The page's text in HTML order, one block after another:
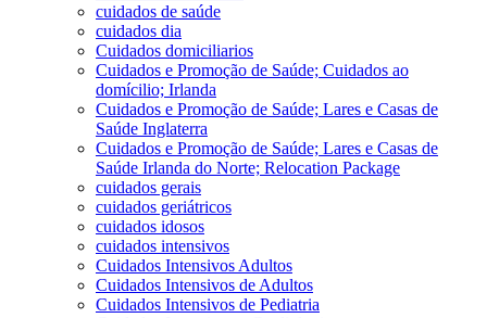
cuidados de saúde
cuidados dia
Cuidados domiciliarios
Cuidados e Promoção de Saúde; Cuidados ao
domícilio; Irlanda
Cuidados e Promoção de Saúde; Lares e Casas de
Saúde Inglaterra
Cuidados e Promoção de Saúde; Lares e Casas de
Saúde Irlanda do Norte; Relocation Package
cuidados gerais
cuidados geriátricos
cuidados idosos
cuidados intensivos
Cuidados Intensivos Adultos
Cuidados Intensivos de Adultos
Cuidados Intensivos de Pediatria